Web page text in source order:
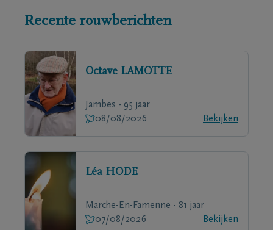
Recente rouwberichten
Octave LAMOTTE
Jambes - 95 jaar
08/08/2026
Bekijken
Léa HODE
Marche-En-Famenne - 81 jaar
07/08/2026
Bekijken